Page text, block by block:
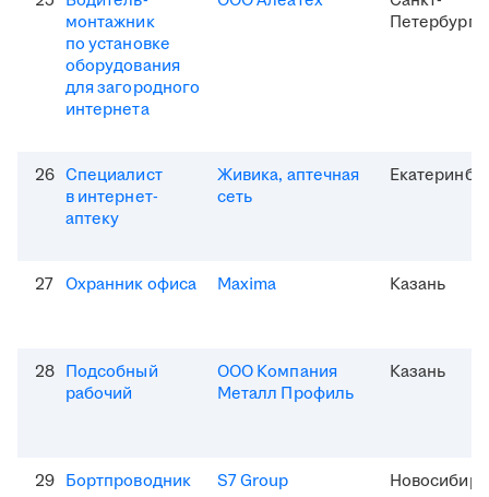
монтажник
по установке
оборудования
для загородного
интернета
Петербург
26 Специалист
в интернет-
аптеку
Живика, аптечная
сеть
27 Охранник офиса Maxima Казань
28 Подсобный
рабочий
ООО Компания
Металл Профиль
Казань
29 Бортпроводник S7 Group